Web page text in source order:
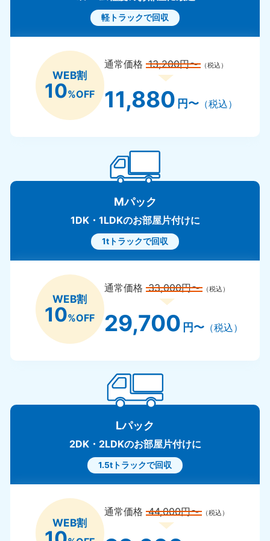
軽トラックで回収
WEB割
10%OFF
通常価格13,200円〜 （税込）
11,880 円〜（税込）
Mパック
1DK・1LDKのお部屋片付けに
1tトラックで回収
WEB割
10%OFF
通常価格33,000円〜 （税込）
29,700 円〜（税込）
Lパック
2DK・2LDKのお部屋片付けに
1.5tトラックで回収
WEB割
通常価格44,000円〜 （税込）